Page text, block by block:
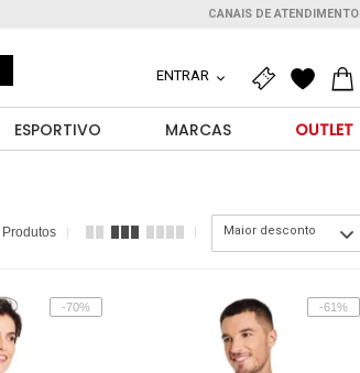
CANAIS DE ATENDIMENTO
ENTRAR
ESPORTIVO MARCAS OUTLET
Produtos Maior desconto
-70% -61%